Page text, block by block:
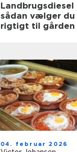
Landbrugsdiesel
sådan vælger du
rigtigt til gården
04. februar 2026